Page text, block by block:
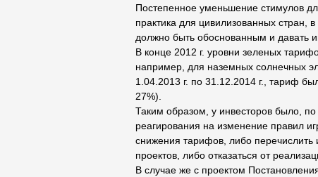
Постепенное уменьшение стимулов
практика для цивилизованных
должно быть обоснованным и давать
В конце 2012 г. уровни зеленых
например, для наземных солнечных
1.04.2013 г. по 31.12.2014 г., тариф
27%).
Таким образом, у инвесторов было,
реагирования на изменение правил
снижения тарифов, либо
проектов, либо отказаться от
В случае же с проектом